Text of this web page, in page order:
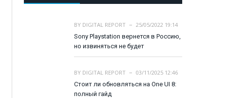
BY DIGITAL REPORT
25/05/2022 19:14
Sony Playstation вернется в Россию,
но извиняться не будет
BY DIGITAL REPORT
03/11/2025 12:46
Стоит ли обновляться на One UI 8:
полный гайд